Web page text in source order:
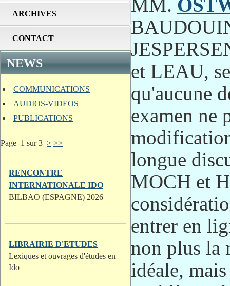
ARCHIVES
CONTACT
NEWS
COMMUNICATIONS
AUDIOS-VIDEOS
PUBLICATIONS
Page 1 sur 3 > >>
RENCONTRE
INTERNATIONALE IDO
BILBAO (ESPAGNE) 2026
LIBRAIRIE D'ETUDES
Lexiques et ouvrages d'études en
Ido
MM.
et LEAU,
qu'aucune
examen ne
longue
MOCH et
entrer en
non plus la
idéale,